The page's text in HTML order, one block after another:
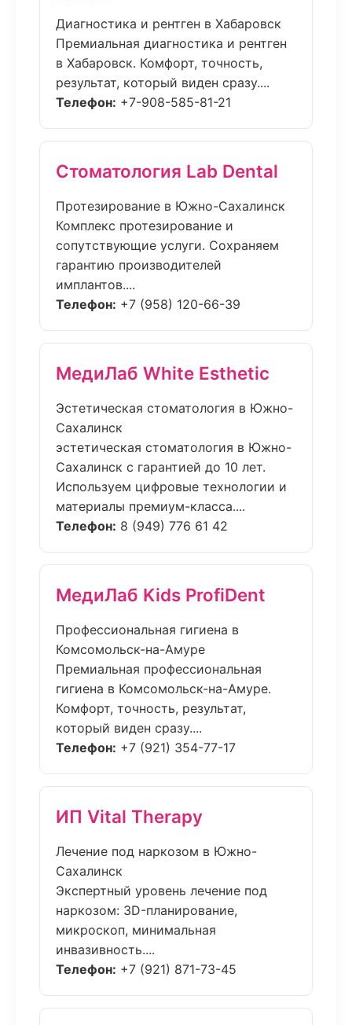
Диагностика и рентген в Хабаровск
Премиальная диагностика и рентген
в Хабаровск. Комфорт, точность,
результат, который виден сразу....
Телефон: +7-908-585-81-21
Стоматология Lab Dental
Протезирование в Южно-Сахалинск
Комплекс протезирование и
сопутствующие услуги. Сохраняем
гарантию производителей
имплантов....
Телефон: +7 (958) 120-66-39
МедиЛаб White Esthetic
Эстетическая стоматология в Южно-
Сахалинск
эстетическая стоматология в Южно-
Сахалинск с гарантией до 10 лет.
Используем цифровые технологии и
материалы премиум-класса....
Телефон: 8 (949) 776 61 42
МедиЛаб Kids ProfiDent
Профессиональная гигиена в
Комсомольск-на-Амуре
Премиальная профессиональная
гигиена в Комсомольск-на-Амуре.
Комфорт, точность, результат,
который виден сразу....
Телефон: +7 (921) 354-77-17
ИП Vital Therapy
Лечение под наркозом в Южно-
Сахалинск
Экспертный уровень лечение под
наркозом: 3D-планирование,
микроскоп, минимальная
инвазивность....
Телефон: +7 (921) 871-73-45